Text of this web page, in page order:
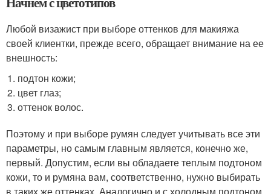
Любой визажист при выборе оттенков для макияжа
своей клиентки, прежде всего, обращает внимание на ее
внешность:
подтон кожи;
цвет глаз;
оттенок волос.
Поэтому и при выборе румян следует учитывать все эти
параметры, но самым главным является, конечно же,
первый. Допустим, если вы обладаете теплым подтоном
кожи, то и румяна вам, соответственно, нужно выбирать
в таких же оттенках. Аналогично и с холодным подтоном.